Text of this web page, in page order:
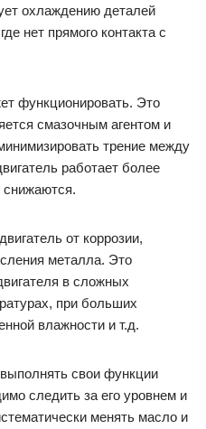
охлаждению деталей
нет прямого контакта с
функционировать. Это
смазочным агентом и
трение между
работает более
снижаются.
от коррозии,
металла. Это
в сложных
при больших
влажности и т.д.
свои функции
следить за его уровнем и
менять масло и